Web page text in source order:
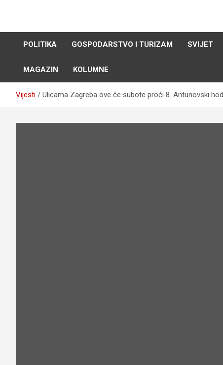
POLITIKA
GOSPODARSTVO I TURIZAM SVIJET
MAGAZIN KOLUMNE
Vijesti Ulicama Zagreba ove će subote proći 8. Antunovski